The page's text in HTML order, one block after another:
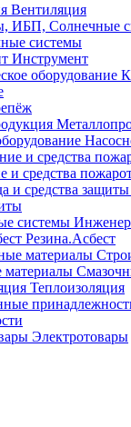
Вентиляция
системы
Инструмент
и средства
Резина.Асбест
Теплоизоляция
Электротовары